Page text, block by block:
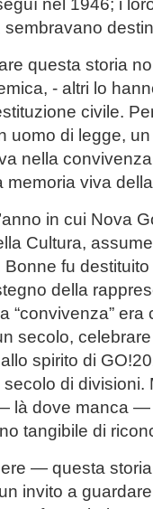
nel 1946; i
questa storia
- altri lo
civile.
uomo di legge,
nella
memoria viva
in cui Nova
Cultura,
fu
della
“convivenza”
secolo,
spirito di
di divisioni.
là dove manca —
tangibile di
— questa
invito a